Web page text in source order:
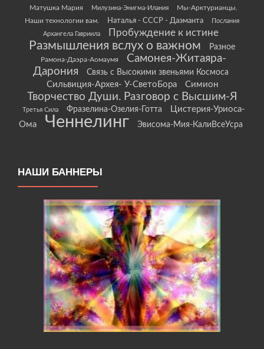
Матушка Мария Милузина-Энигма-Илания
Мы-Арктурианцы.
Наши технологии вам.
Наталья - СССР - Даэманта
Послания
Архангела Гавриила
Пробуждение к истине
Размышления вслух о важном Разное
Рамона-Даэра-Аомаумя
Самонея-Житаяра-
Дарония
Связь с Высокими звеньями Космоса
Сильвиция-Архея- У-СветоБора Симион
Творчество Души. Разговор с Высшим-Я
Третья Сила Фразелина-Озелия-Готта
Цистерия-Уриоса-
Ома
Ченнелинг Эвисома-Мия-КалиВсеУсра
НАШИ БАННЕРЫ